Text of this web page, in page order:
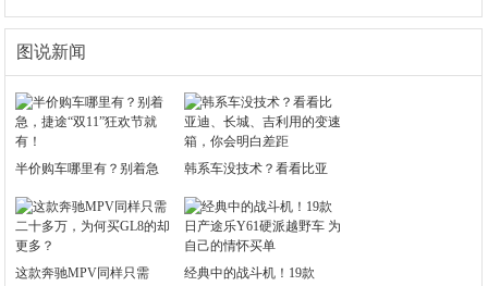
图说新闻
半价购车哪里有？别着急 韩系车没技术？看看比亚
这款奔驰MPV同样只需 经典中的战斗机！19款